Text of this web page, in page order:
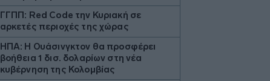
ΓΓΠΠ: Red Code την Κυριακή σε
αρκετές περιοχές της χώρας
ΗΠΑ: Η Ουάσινγκτον θα προσφέρει
βοήθεια 1 δισ. δολαρίων στη νέα
κυβέρνηση της Κολομβίας